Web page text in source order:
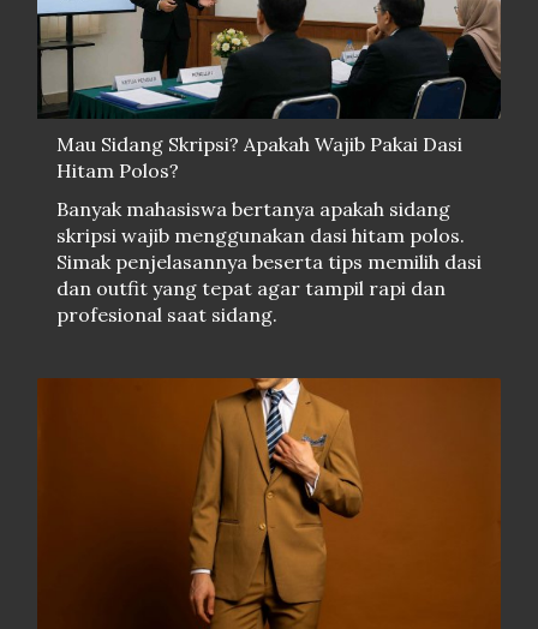
Mau Sidang Skripsi? Apakah Wajib Pakai Dasi
Hitam Polos?
Banyak mahasiswa bertanya apakah sidang
skripsi wajib menggunakan dasi hitam polos.
Simak penjelasannya beserta tips memilih dasi
dan outfit yang tepat agar tampil rapi dan
profesional saat sidang.